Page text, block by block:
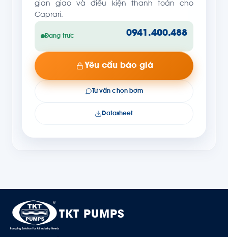
gian giao và điều kiện thanh toán cho
Caprari.
Đang trực 0941.400.488
Yêu cầu báo giá
Tư vấn chọn bơm
Datasheet
TKT PUMPS